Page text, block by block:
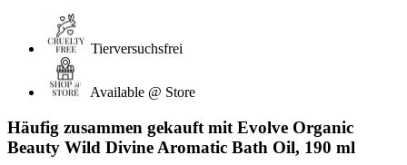
Tierversuchsfrei
Available @ Store
Häufig zusammen gekauft mit Evolve Organic
Beauty Wild Divine Aromatic Bath Oil, 190 ml